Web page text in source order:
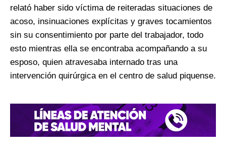
relató haber sido víctima de reiteradas situaciones de
acoso, insinuaciones explícitas y graves tocamientos
sin su consentimiento por parte del trabajador, todo
esto mientras ella se encontraba acompañando a su
esposo, quien atravesaba internado tras una
intervención quirúrgica en el centro de salud piquense.